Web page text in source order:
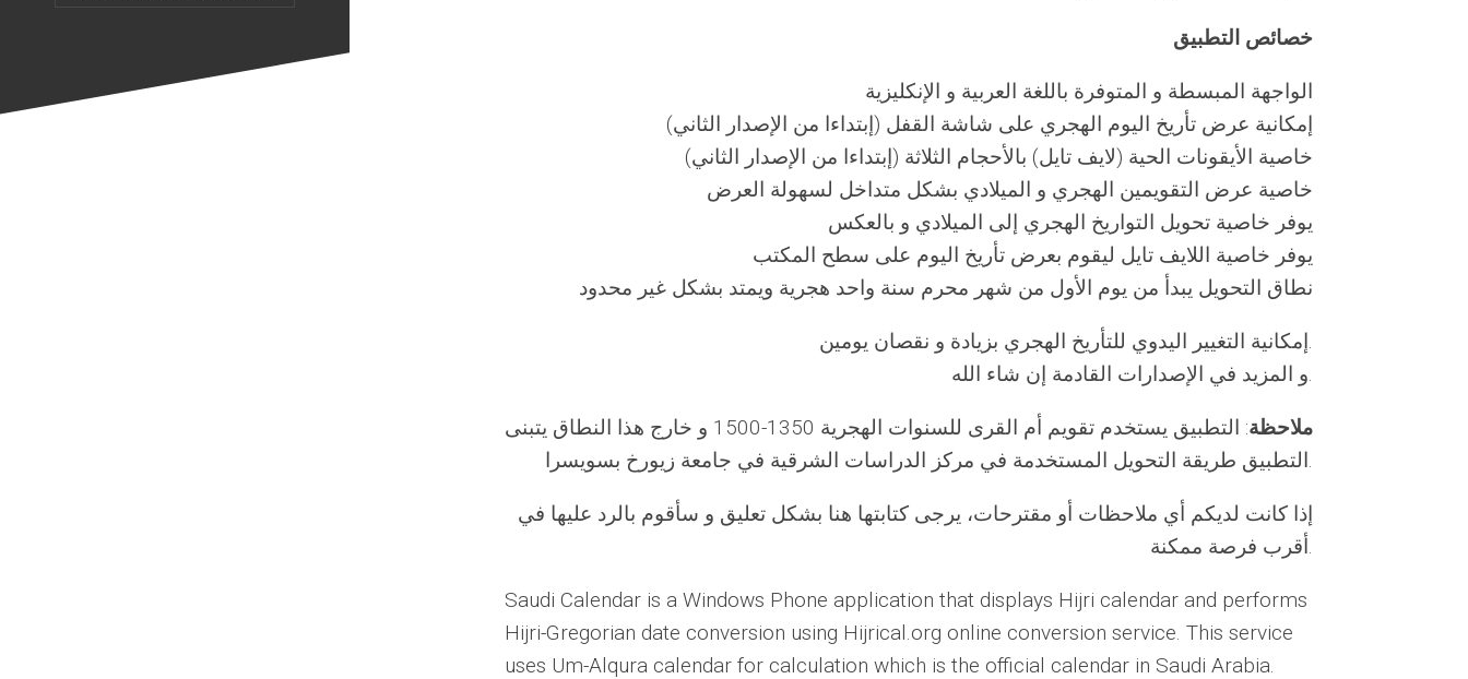
خصائص التطبيق
الواجهة المبسطة و المتوفرة باللغة العربية و الإنكليزية
إمكانية عرض تأريخ اليوم الهجري على شاشة القفل (إبتداءا من الإصدار الثاني)
خاصية الأيقونات الحية (لايف تايل) بالأحجام الثلاثة (إبتداءا من الإصدار الثاني)
خاصية عرض التقويمين الهجري و الميلادي بشكل متداخل لسهولة العرض
يوفر خاصية تحويل التواريخ الهجري إلى الميلادي و بالعكس
يوفر خاصية اللايف تايل ليقوم بعرض تأريخ اليوم على سطح المكتب
نطاق التحويل يبدأ من يوم الأول من شهر محرم سنة واحد هجرية ويمتد بشكل غير محدود
إمكانية التغيير اليدوي للتأريخ الهجري بزيادة و نقصان يومين.
و المزيد في الإصدارات القادمة إن شاء الله.
ملاحظة
: التطبيق يستخدم تقويم أم القرى للسنوات الهجرية 1350-1500 و خارج هذا النطاق يتبنى
التطبيق طريقة التحويل المستخدمة في مركز الدراسات الشرقية في جامعة زيورخ بسويسرا.
إذا كانت لديكم أي ملاحظات أو مقترحات، يرجى كتابتها هنا بشكل تعليق و سأقوم بالرد عليها في
أقرب فرصة ممكنة.
Saudi Calendar is a Windows Phone application that displays Hijri calendar and performs
Hijri-Gregorian date conversion using Hijrical.org online conversion service. This service
uses Um-Alqura calendar for calculation which is the official calendar in Saudi Arabia.